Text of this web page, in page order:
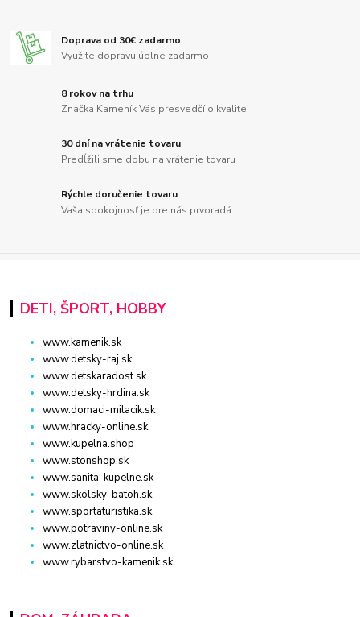
Doprava od 30€ zadarmo
Využite dopravu úplne zadarmo
8 rokov na trhu
Značka Kameník Vás presvedčí o kvalite
30 dní na vrátenie tovaru
Predĺžili sme dobu na vrátenie tovaru
Rýchle doručenie tovaru
Vaša spokojnosť je pre nás prvoradá
DETI, ŠPORT, HOBBY
www.kamenik.sk
www.detsky-raj.sk
www.detskaradost.sk
www.detsky-hrdina.sk
www.domaci-milacik.sk
www.hracky-online.sk
www.kupelna.shop
www.stonshop.sk
www.sanita-kupelne.sk
www.skolsky-batoh.sk
www.sportaturistika.sk
www.potraviny-online.sk
www.zlatnictvo-online.sk
www.rybarstvo-kamenik.sk